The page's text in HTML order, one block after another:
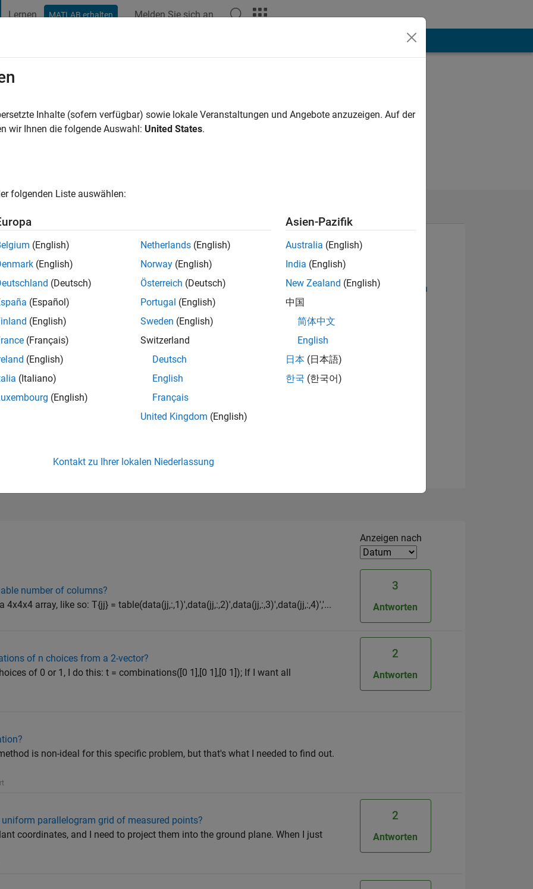
Lernen MATLAB erhalten Melden Sie sich an
vor|Aktiv seit 2022
0
of 302.028
Abzeichen anzeigen
Filter2
Anzeigen nach
number of columns?
array, like so: T{jj} = table(data(jj,:,1)',data(jj,:,2)',data(jj,:,3)',data(jj,:,4)','...
3
Antworten
of n choices from a 2-vector?
of 0 or 1, I do this: t = combinations([0 1],[0 1],[0 1]); If I want all
2
Antworten
is non-ideal for this specific problem, but that's what I needed to find out.
uniform parallelogram grid of measured points?
coordinates, and I need to project them into the ground plane. When I just
2
Antworten
Inhalte (sofern verfügbar) sowie lokale Veranstaltungen und Angebote anzuzeigen. Auf der
wir Ihnen die folgende Auswahl: United States.
folgenden Liste auswählen:
(English)
(English)
(Deutsch)
(Español)
(English)
(Français)
(English)
(Italiano)
(English)
Netherlands (English)
Norway (English)
Österreich (Deutsch)
Portugal (English)
Sweden (English)
Switzerland
Deutsch
English
Français
United Kingdom (English)
Asien-Pazifik
Australia (English)
India (English)
New Zealand (English)
中国
简体中文
English
日本 (日本語)
한국 (한국어)
Kontakt zu Ihrer lokalen Niederlassung